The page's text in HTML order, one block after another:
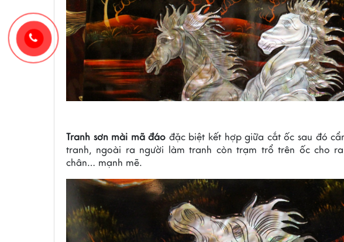
Tranh sơn mài mã đáo đặc biệt kết hợp giữa cắt ốc sau đó
tranh, ngoài ra người làm tranh còn trạm trổ trên ốc cho
chân… mạnh mẽ.